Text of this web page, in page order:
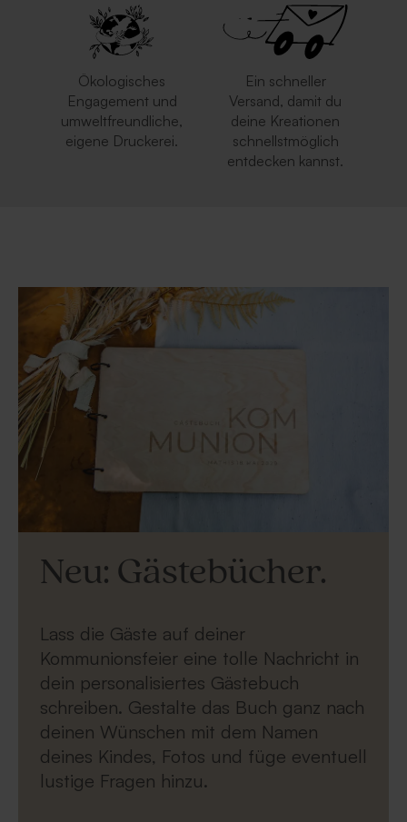
Ökologisches
Engagement und
umweltfreundliche,
eigene Druckerei.
Ein schneller
Versand, damit du
deine Kreationen
schnellstmöglich
entdecken kannst.
Neu: Gästebücher.
Lass die Gäste auf deiner
Kommunionsfeier eine tolle Nachricht in
dein personalisiertes Gästebuch
schreiben. Gestalte das Buch ganz nach
deinen Wünschen mit dem Namen
deines Kindes, Fotos und füge eventuell
lustige Fragen hinzu.